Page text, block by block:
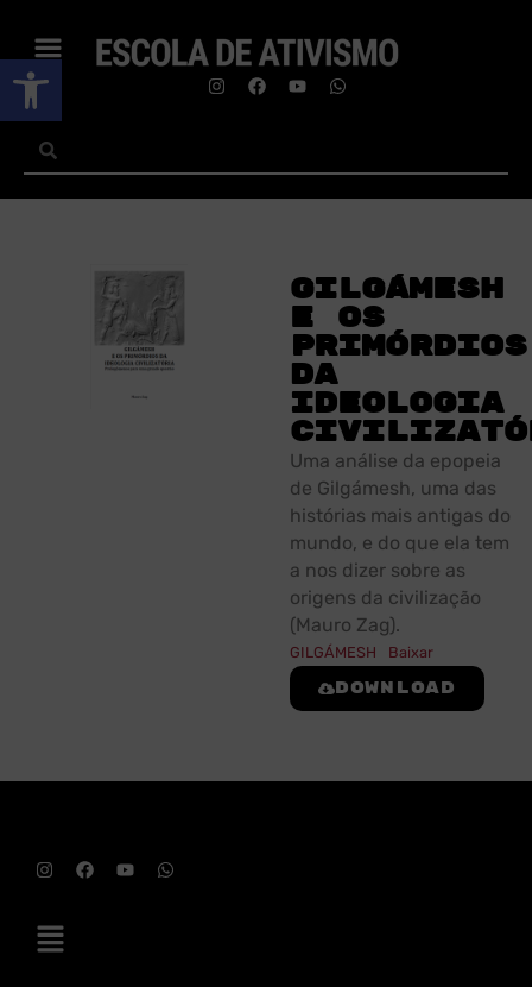
Abrir a barra de ferramentas
Gilgámesh
e os
primórdios
da
ideologia
Uma análise da epopeia
de Gilgámesh, uma das
histórias mais antigas do
mundo, e do que ela tem
a nos dizer sobre as
origens da civilização
(Mauro Zag).
GILGÁMESH Baixar
Download